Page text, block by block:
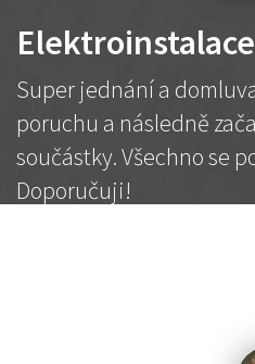
Elektroinstalace
Super jednání a
poruchu a následně
součástky. Všechno se
Doporučuji!